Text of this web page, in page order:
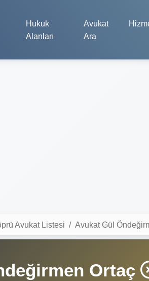
Hukuk
Alanları
Avukat
Ara
Avukat Listesi Avukat Gül
Ortaç